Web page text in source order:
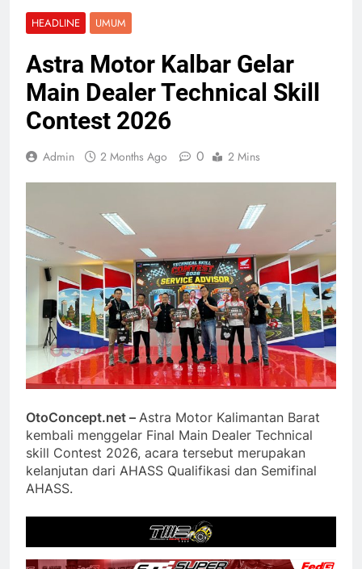
HEADLINE UMUM
Astra Motor Kalbar Gelar
Main Dealer Technical Skill
Contest 2026
Admin 2 Months Ago 0 2 Mins
OtoConcept.net – Astra Motor Kalimantan Barat
kembali menggelar Final Main Dealer Technical
skill Contest 2026, acara tersebut merupakan
kelanjutan dari AHASS Qualifikasi dan Semifinal
AHASS.